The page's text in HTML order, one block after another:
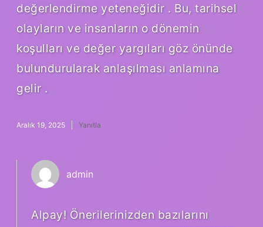
değerlendirme yeteneğidir . Bu, tarihsel
olayların ve insanların o dönemin
koşulları ve değer yargıları göz önünde
bulundurularak anlaşılması anlamına
gelir .
Aralık 19, 2025 Yanıtla
admin
Alpay! Önerilerinizden bazılarını